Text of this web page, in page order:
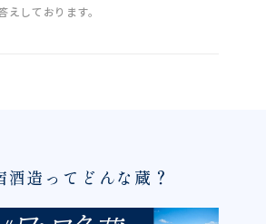
えしております。
酒造ってどんな蔵？